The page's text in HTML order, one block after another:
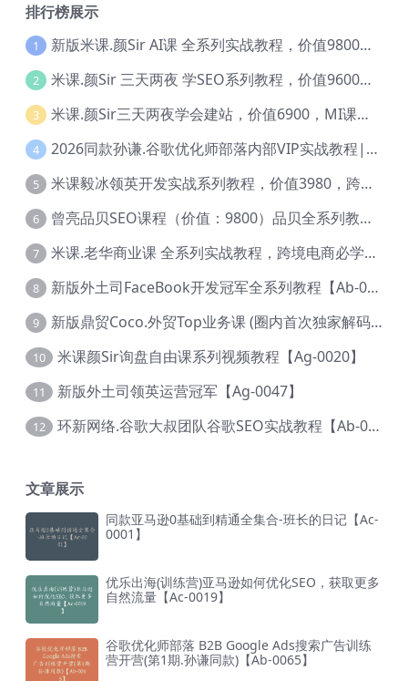
排行榜展示
1 新版米课.颜Sir AI课 全系列实战教程，价值9800，跨境首选！【Ag-0052】
2 米课.颜Sir 三天两夜 学SEO系列教程，价值9600元，跨境人都在学 【Ag-0056】
3 米课.颜Sir三天两夜学会建站，价值6900，MI课甄选课程 【Ag-0055】
4 2026同款孙谦.谷歌优化师部落内部VIP实战教程|价值4999元全网独家解码（官方报名版本）【@034】
5 米课毅冰领英开发实战系列教程，价值3980，跨境必选【Ag-0049】
6 曾亮品贝SEO课程（价值：9800）品贝全系列教程 【Ab-0022】
7 米课.老华商业课 全系列实战教程，跨境电商必学，价值16900元【Ag-0053】
8 新版外土司FaceBook开发冠军全系列教程【Ab-0021】
9 新版鼎贸Coco.外贸Top业务课 (圈内首次独家解码|460节课)【Ag-0091】
10 米课颜Sir询盘自由课系列视频教程【Ag-0020】
11 新版外土司领英运营冠军【Ag-0047】
12 环新网络.谷歌大叔团队谷歌SEO实战教程【Ab-0024】
文章展示
同款亚马逊0基础到精通全集合-班长的日记【Ac-
0001】
优乐出海(训练营)亚马逊如何优化SEO，获取更多
自然流量【Ac-0019】
谷歌优化师部落 B2B Google Ads搜索广告训练
营开营(第1期.孙谦同款)【Ab-0065】